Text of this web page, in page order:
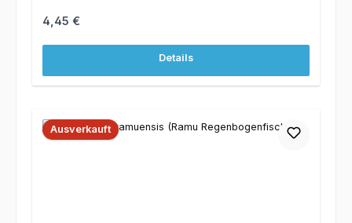
Regulärer Preis:
4,45 €
Details
Ausverkauft